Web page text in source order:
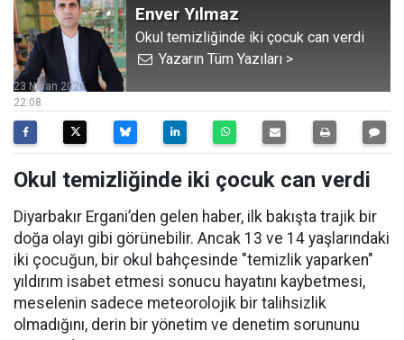
Enver Yılmaz
Okul temizliğinde iki çocuk can verdi
Yazarın Tüm Yazıları >
22:08
23 Nisan 2026
Okul temizliğinde iki çocuk can verdi
Diyarbakır Ergani’den gelen haber, ilk bakışta trajik bir
doğa olayı gibi görünebilir. Ancak 13 ve 14 yaşlarındaki
iki çocuğun, bir okul bahçesinde "temizlik yaparken"
yıldırım isabet etmesi sonucu hayatını kaybetmesi,
meselenin sadece meteorolojik bir talihsizlik
olmadığını, derin bir yönetim ve denetim sorununu